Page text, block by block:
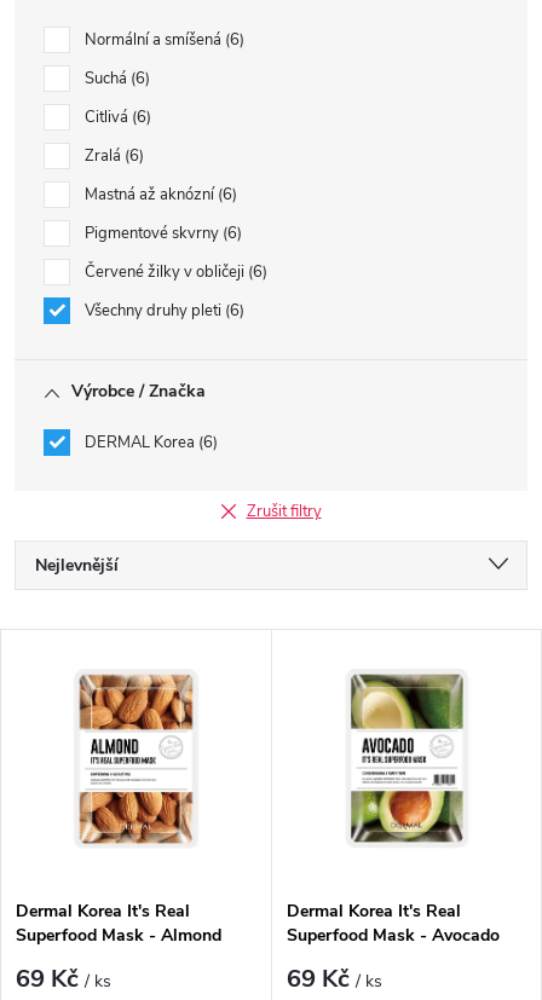
Normální a smíšená 6
Suchá 6
Citlivá 6
Zralá 6
Mastná až aknózní 6
Pigmentové skvrny 6
Červené žilky v obličeji 6
Všechny druhy pleti 6
Výrobce / Značka
DERMAL Korea 6
Zrušit filtry
Ř
a
p
Nejlevnější
Abecedně
s
p
Dermal Korea It's Real
Superfood Mask - Almond
69 Kč/ ks
Dermal Korea It's Real
Superfood Mask - Avocado
69 Kč/ ks